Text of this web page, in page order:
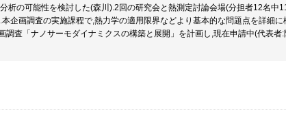
析の可能性を検討した(森川).2回の研究会と熱測定討論会場(分担者12名中
企画調査の実施課程で,熱力学の適用限界などより基本的な問題点を詳細に
調査「ナノサーモダイナミクスの構築と展開」を計画し,現在申請中(代表者